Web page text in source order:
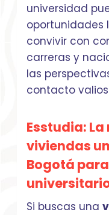
universidad
oportunidades
convivir con
carreras y
las
contacto
Esstudia:
viviendas
Bogotá
Si buscas una